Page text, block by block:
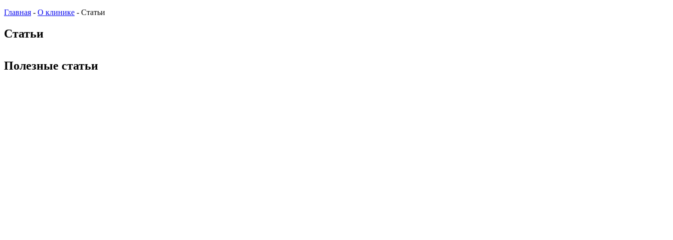
Главная - О клинике - Статьи
Статьи
Полезные статьи